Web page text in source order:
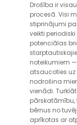
Drošība ir
procesā. Visi
stiprinājumi
veikti
potenciālas
noteikumiem
atsaucoties uz
nodrošina
vienādi.
pārskatāmību,
bērnus no
aprīkotas ar